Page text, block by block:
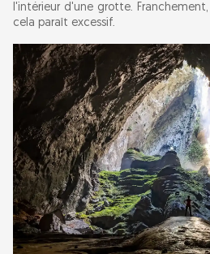
l'intérieur d'une grotte.
cela paraît excessif.